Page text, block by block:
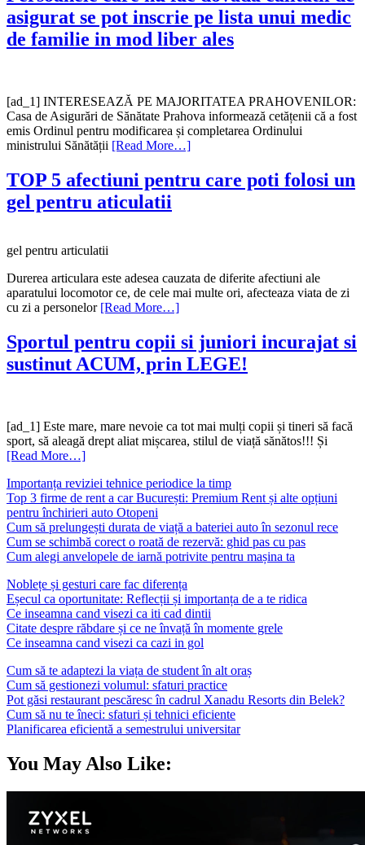
asigurat se pot inscrie pe lista unui medic
de familie in mod liber ales
[ad_1] INTERESEAZĂ PE MAJORITATEA PRAHOVENILOR:
Casa de Asigurări de Sănătate Prahova informează cetățenii că a fost
emis Ordinul pentru modificarea și completarea Ordinului
ministrului Sănătății [Read More…]
TOP 5 afectiuni pentru care poti folosi un
gel pentru aticulatii
gel pentru articulatii
Durerea articulara este adesea cauzata de diferite afectiuni ale
aparatului locomotor ce, de cele mai multe ori, afecteaza viata de zi
cu zi a personelor [Read More…]
Sportul pentru copii si juniori incurajat si
sustinut ACUM, prin LEGE!
[ad_1] Este mare, mare nevoie ca tot mai mulți copii și tineri să facă
sport, să aleagă drept aliat mișcarea, stilul de viață sănătos!!! Și
[Read More…]
Importanța reviziei tehnice periodice la timp
Top 3 firme de rent a car București: Premium Rent și alte opțiuni
pentru închirieri auto Otopeni
Cum să prelungești durata de viață a bateriei auto în sezonul rece
Cum se schimbă corect o roată de rezervă: ghid pas cu pas
Cum alegi anvelopele de iarnă potrivite pentru mașina ta
Noblețe și gesturi care fac diferența
Eșecul ca oportunitate: Reflecții și importanța de a te ridica
Ce inseamna cand visezi ca iti cad dintii
Citate despre răbdare și ce ne învață în momente grele
Ce inseamna cand visezi ca cazi in gol
Cum să te adaptezi la viața de student în alt oraș
Cum să gestionezi volumul: sfaturi practice
Pot găsi restaurant pescăresc în cadrul Xanadu Resorts din Belek?
Cum să nu te îneci: sfaturi și tehnici eficiente
Planificarea eficientă a semestrului universitar
You May Also Like: